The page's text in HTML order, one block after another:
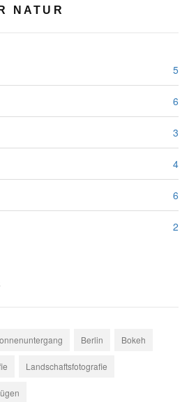
NATUR
5
6
3
4
6
2
Berlin Bokeh
Landschaftsfotografie